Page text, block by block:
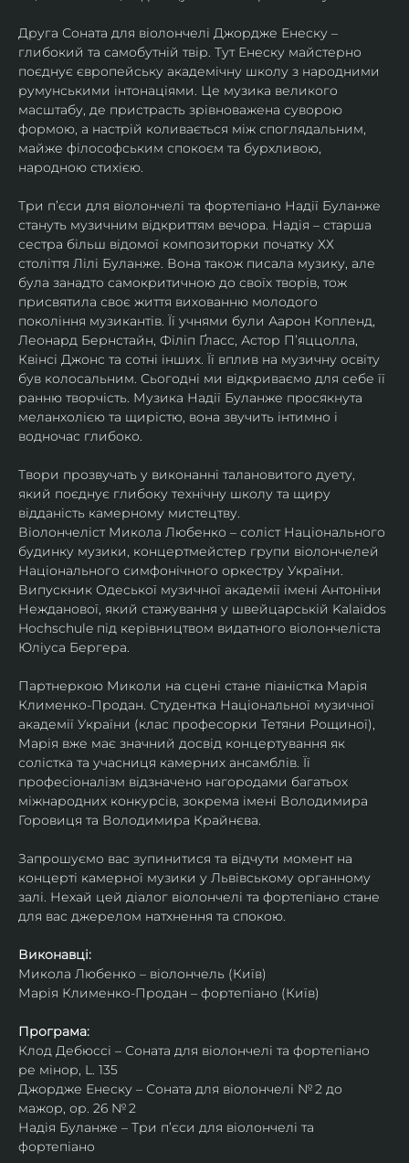
Друга Соната для віолончелі Джордже Енеску –
глибокий та самобутній твір. Тут Енеску майстерно
поєднує європейську академічну школу з народними
румунськими інтонаціями. Це музика великого
масштабу, де пристрасть зрівноважена суворою
формою, а настрій коливається між споглядальним,
майже філософським спокоєм та бурхливою,
народною стихією.
Три п’єси для віолончелі та фортепіано Надії Буланже
стануть музичним відкриттям вечора. Надія – старша
сестра більш відомої композиторки початку ХХ
століття Лілі Буланже. Вона також писала музику, але
була занадто самокритичною до своїх творів, тож
присвятила своє життя вихованню молодого
покоління музикантів. Її учнями були Аарон Копленд,
Леонард Бернстайн, Філіп Ґласс, Астор П’яццолла,
Квінсі Джонс та сотні інших. Її вплив на музичну освіту
був колосальним. Сьогодні ми відкриваємо для себе її
ранню творчість. Музика Надії Буланже просякнута
меланхолією та щирістю, вона звучить інтимно і
водночас глибоко.
Твори прозвучать у виконанні талановитого дуету,
який поєднує глибоку технічну школу та щиру
відданість камерному мистецтву.
Віолончеліст Микола Любенко – соліст Національного
будинку музики, концертмейстер групи віолончелей
Національного симфонічного оркестру України.
Випускник Одеської музичної академії імені Антоніни
Нежданової, який стажування у швейцарській Kalaidos
Hochschule під керівництвом видатного віолончеліста
Юліуса Бергера.
Партнеркою Миколи на сцені стане піаністка Марія
Клименко-Продан. Студентка Національної музичної
академії України (клас професорки Тетяни Рощиної),
Марія вже має значний досвід концертування як
солістка та учасниця камерних ансамблів. Її
професіоналізм відзначено нагородами багатьох
міжнародних конкурсів, зокрема імені Володимира
Горовиця та Володимира Крайнєва.
Запрошуємо вас зупинитися та відчути момент на
концерті камерної музики у Львівському органному
залі. Нехай цей діалог віолончелі та фортепіано стане
для вас джерелом натхнення та спокою.
Виконавці:
Микола Любенко – віолончель (Київ)
Марія Клименко-Продан – фортепіано (Київ)
Програма:
Клод Дебюссі – Соната для віолончелі та фортепіано
ре мінор, L. 135
Джордже Енеску – Соната для віолончелі № 2 до
мажор, ор. 26 № 2
Надія Буланже – Три п’єси для віолончелі та
фортепіано